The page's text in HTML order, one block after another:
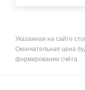
Указанная на сайте
Окончательная цена
формировании счёта.